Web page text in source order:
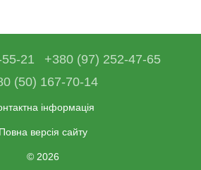
21
+380 (97) 252-47-65
(50) 167-70-14
інформація
Повна версія сайту
© 2026